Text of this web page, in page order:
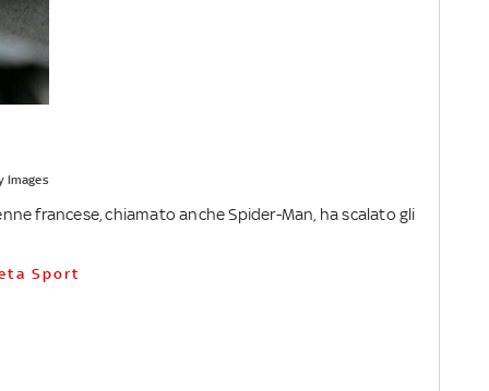
Images
francese, chiamato anche Spider-Man, ha scalato gli
Sport